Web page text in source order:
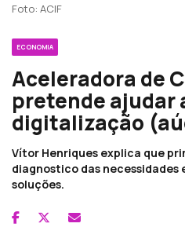
Foto: ACIF
ECONOMIA
Aceleradora de
pretende ajudar
digitalização
Vítor Henriques explica que
diagnostico das necessidades
soluções.